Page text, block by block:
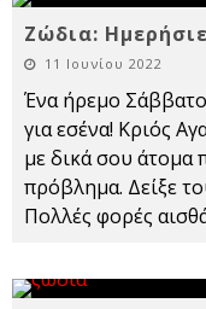
Ζώδια:
11 Ιουνίου 2022
Ένα ήρεμο Σάββατο
για εσένα! Κριός
με δικά σου άτομα
πρόβλημα. Δείξε
Πολλές φορές